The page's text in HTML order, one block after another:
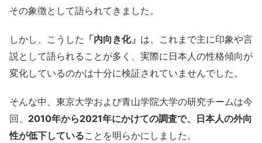
その象徴として語られてきました。
しかし、こうした 「内向き化」 は、これまで主に印象や言
説として語られることが多く、実際に日本人の性格傾向が
変化しているのかは十分に検証されていませんでした。
そんな中、東京大学および青山学院大学の研究チームは今
回、 2010年から2021年にかけての調査で、日本人の外向
性が低下していることを明らかにしました。